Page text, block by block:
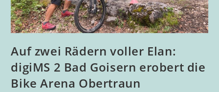
Auf zwei Rädern voller Elan:
digiMS 2 Bad Goisern erobert die
Bike Arena Obertraun